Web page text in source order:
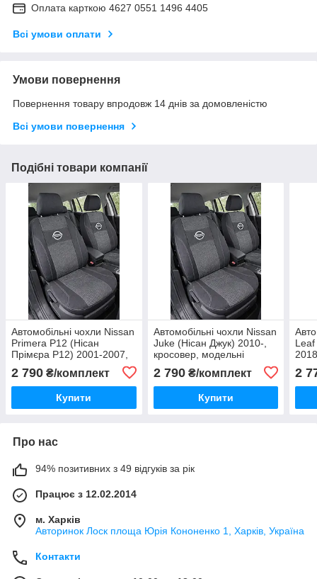
Оплата карткою 4627 0551 1496 4405
Всі умови оплати
Умови повернення
Повернення товару впродовж 14 днів за домовленістю
Всі умови повернення
Подібні товари компанії
Автомобільні чохли Nissan
Primera P12 (Нісан
Прімєра P12) 2001-2007,
2 790 ₴/комплект
Купити
Автомобільні чохли Nissan
Juke (Нісан Джук) 2010-,
кросовер, модельні
2 790₴/комплект
Купити
2
Про нас
94% позитивних з 49 відгуків за рік
Працює з 12.02.2014
м. Харків
Авторинок Лоск площа Юрія Кононенко 1, Харків, Україна
Контакти